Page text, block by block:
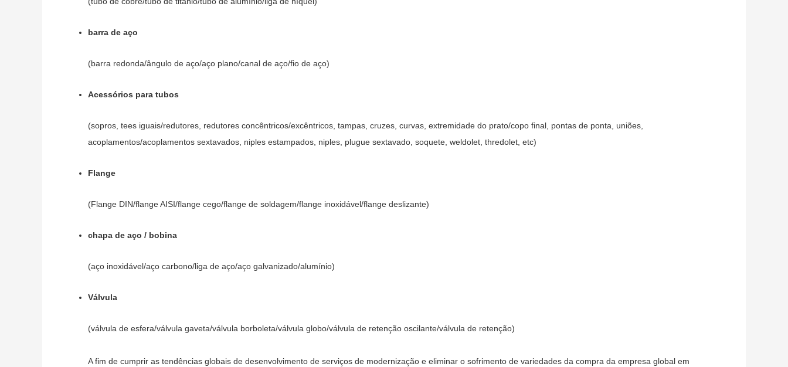
barra de aço
(barra redonda/ângulo de aço/aço plano/canal de aço/fio de aço)
Acessórios para tubos
(sopros, tees iguais/redutores, redutores concêntricos/excêntricos, tampas, cruzes, curvas, extremidade do prato/copo final, pontas de ponta, uniões,
acoplamentos/acoplamentos sextavados, niples estampados, niples, plugue sextavado, soquete, weldolet, thredolet, etc)
Flange
(Flange DIN/flange AISI/flange cego/flange de soldagem/flange inoxidável/flange deslizante)
chapa de aço / bobina
(aço inoxidável/aço carbono/liga de aço/aço galvanizado/alumínio)
Válvula
(válvula de esfera/válvula gaveta/válvula borboleta/válvula globo/válvula de retenção oscilante/válvula de retenção)
A fim de cumprir as tendências globais de desenvolvimento de serviços de modernização e eliminar o sofrimento de variedades da compra da empresa global em